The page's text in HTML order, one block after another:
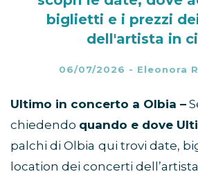
biglietti e i prezzi
dell'artista in
06/07/2026 - Eleonora
Ultimo in concerto a Olbia –
chiedendo quando e dove
palchi di Olbia qui trovi date,
location dei concerti